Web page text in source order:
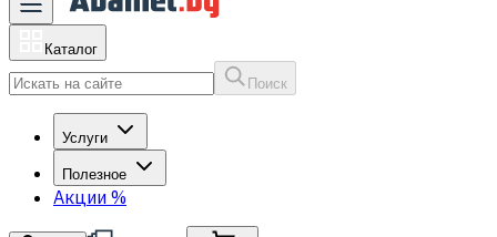
Каталог
Поиск
Услуги
Полезное
Акции %